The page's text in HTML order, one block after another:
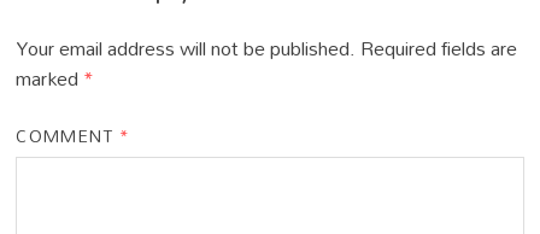
Your email address will not be published. Required fields are
marked*
COMMENT *